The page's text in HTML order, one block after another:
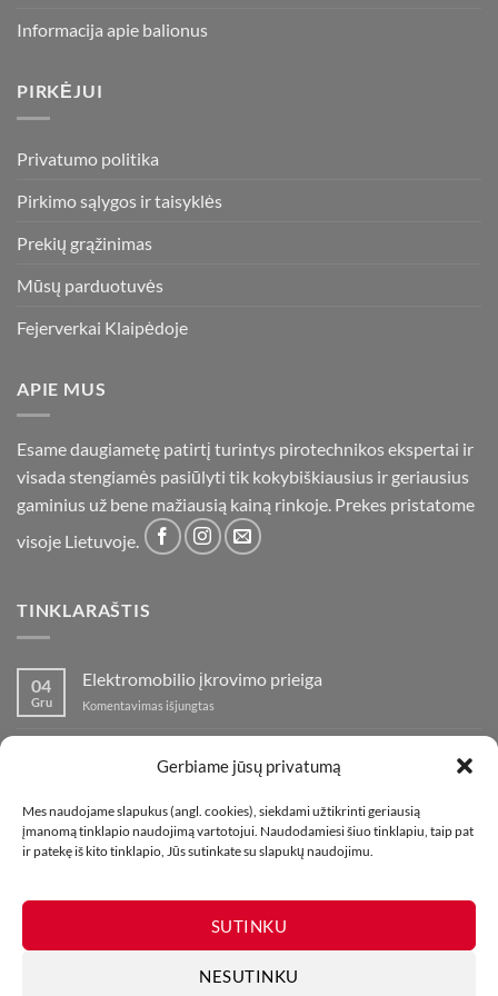
Gerbiame jūsų privatumą
Mes naudojame slapukus (angl. cookies), siekdami užtikrinti geriausią
įmanomą tinklapio naudojimą vartotojui. Naudodamiesi šiuo tinklapiu, taip pat
ir patekę iš kito tinklapio, Jūs sutinkate su slapukų naudojimu.
SUTINKU
NESUTINKU
Informacija apie balionus
PIRKĖJUI
Privatumo politika
Pirkimo sąlygos ir taisyklės
Prekių grąžinimas
Mūsų parduotuvės
Fejerverkai Klaipėdoje
APIE MUS
Esame daugiametę patirtį turintys pirotechnikos ekspertai ir
visada stengiamės pasiūlyti tik kokybiškiausius ir geriausius
gaminius už bene mažiausią kainą rinkoje. Prekes pristatome
visoje Lietuvoje.
TINKLARAŠTIS
04
Gru
Elektromobilio įkrovimo prieiga
Komentavimas išjungtas
prieiga
Komentavimas išjungtasįraše
fejerverkų
parduotuvė
Klaipedoje!
01
Lap
Kaip fotografuoti fejerverkus
Komentavimas išjungtasįraše
fejerverkus